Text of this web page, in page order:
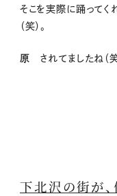
そこを実際に踊ってく
（笑）。
原 されてましたね（笑
下北沢の街が